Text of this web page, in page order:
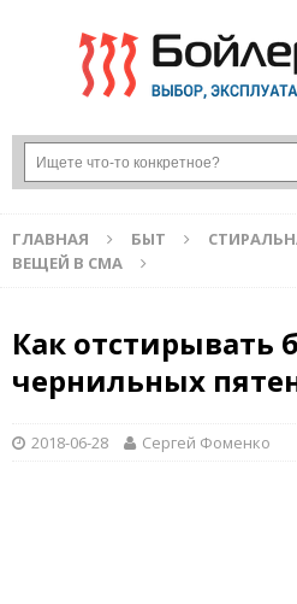
ГЛАВНАЯ БЫТ
ВЕЩЕЙ В СМА
Как отстирывать
чернильных
2018-06-28 Сергей Фоменко